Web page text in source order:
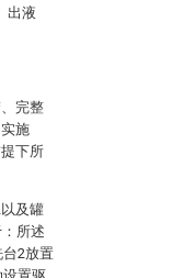
出液
完整
施
下所
及罐
所述
2放置